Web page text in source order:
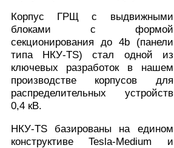
Корпус ГРЩ с выдвижными
блоками с формой
секционирования до 4b (панели
типа НКУ-TS) стал одной из
ключевых разработок в нашем
производстве корпусов для
распределительных устройств
0,4 кВ.
НКУ-TS базированы на едином
конструктиве Tesla-Medium и